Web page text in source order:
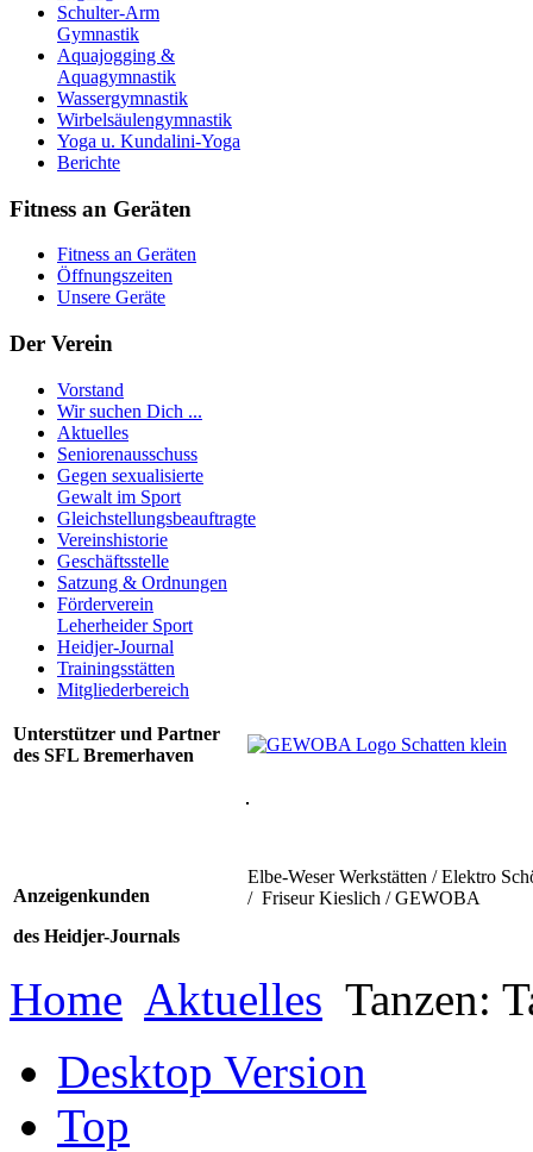
Schulter-Arm
Gymnastik
Aquajogging &
Aquagymnastik
Wassergymnastik
Wirbelsäulengymnastik
Yoga u. Kundalini-Yoga
Berichte
Fitness an Geräten
Fitness an Geräten
Öffnungszeiten
Unsere Geräte
Der Verein
Vorstand
Wir suchen Dich ...
Aktuelles
Seniorenausschuss
Gegen sexualisierte
Gewalt im Sport
Gleichstellungsbeauftragte
Vereinshistorie
Geschäftsstelle
Satzung & Ordnungen
Förderverein
Leherheider Sport
Heidjer-Journal
Trainingsstätten
Mitgliederbereich
Unterstützer und Partner
des SFL Bremerhaven
Anzeigenkunden
des Heidjer-Journals
Elbe-Weser Werkstätten / Elektro
/ Friseur Kieslich / GEWOBA
Home Aktuelles Tanzen:
Desktop Version
Top